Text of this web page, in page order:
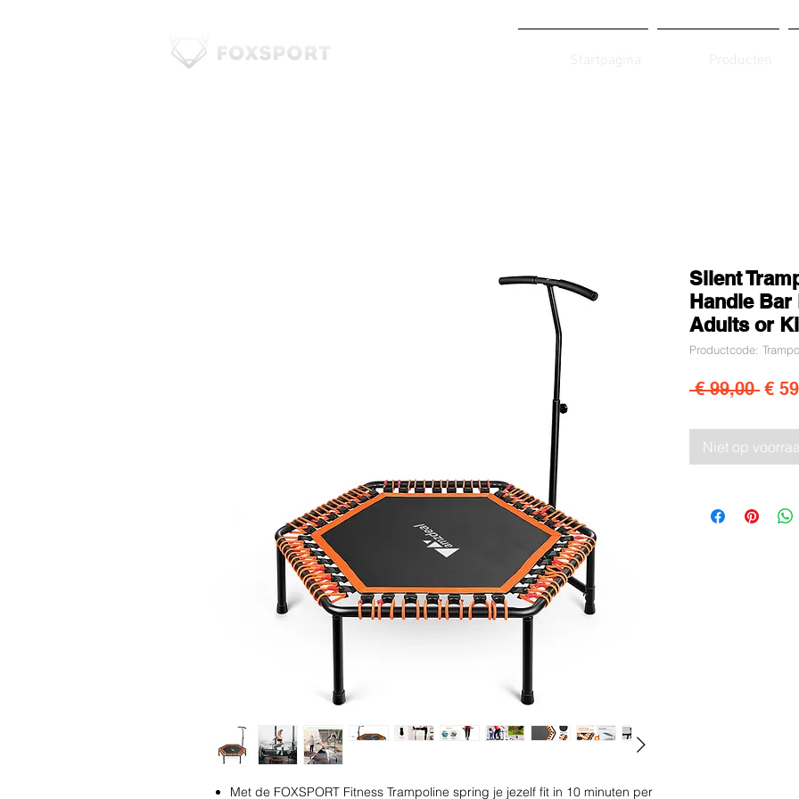
Producten
Met de FOXSPORT Fitness Trampoline spring je jezelf fit in 10 minuten per
Silent
Handle Bar
Adults or
Productcode:
€ 99,00 €
Niet op